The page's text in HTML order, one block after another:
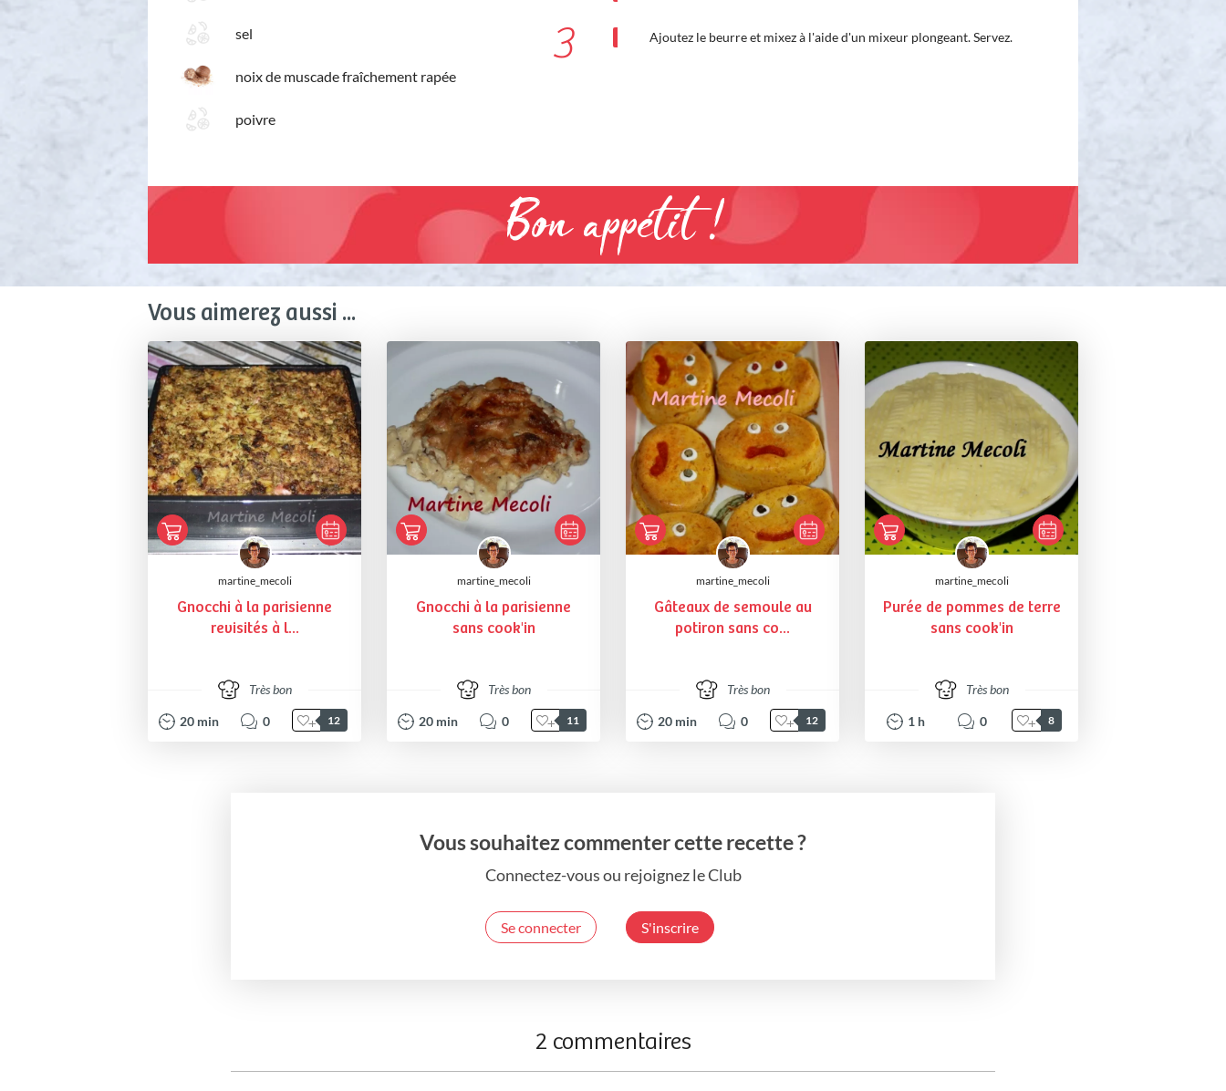
sel
noix de muscade fraîchement rapée
poivre
3 Ajoutez le beurre et mixez à l'aide d'un mixeur plongeant. Servez.
Bon appétit !
Vous aimerez aussi ...
martine_mecoli
Gnocchi à la parisienne
revisités à l...
Très bon
20 min 0 12
martine_mecoli
Gnocchi à la parisienne
sans cook'in
Très bon
20 min 0 11
martine_mecoli
Gâteaux de semoule au
potiron sans co...
Très bon
20 min 0 12
martine_mecoli
Purée de pommes de terre
sans cook'in
Très bon
1 h 0 8
Vous souhaitez commenter cette recette ?
Connectez-vous ou rejoignez le Club
Se connecter S'inscrire
2 commentaires